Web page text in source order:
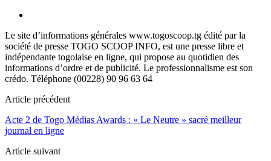
Le site d’informations générales www.togoscoop.tg édité par la
société de presse TOGO SCOOP INFO, est une presse libre et
indépendante togolaise en ligne, qui propose au quotidien des
informations d’ordre et de publicité. Le professionnalisme est son
crédo. Téléphone (00228) 90 96 63 64
Article précédent
Acte 2 de Togo Médias Awards : « Le Neutre » sacré meilleur
journal en ligne
Article suivant